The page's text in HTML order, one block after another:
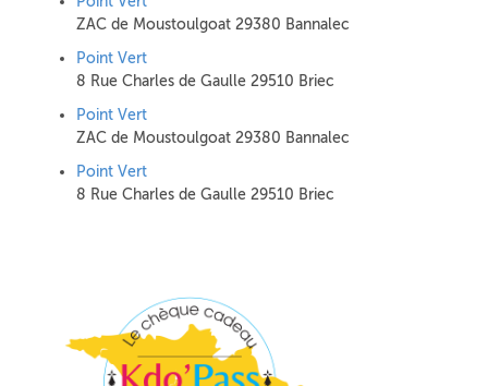
ZAC de Moustoulgoat 29380 Bannalec
Point Vert
8 Rue Charles de Gaulle 29510 Briec
Point Vert
ZAC de Moustoulgoat 29380 Bannalec
Point Vert
8 Rue Charles de Gaulle 29510 Briec